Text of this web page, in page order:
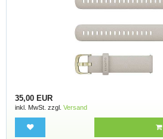
35,00 EUR
inkl. MwSt. zzgl. Versand